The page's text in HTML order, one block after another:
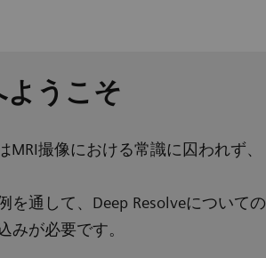
ようこそ
撮像における常識に囚われず、
を通して、Deep Resolveについての
が必要です。